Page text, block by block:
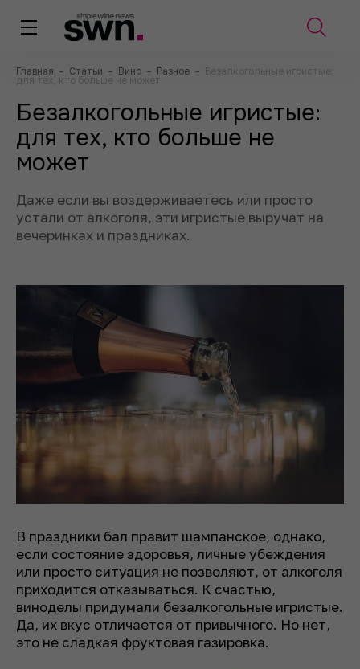
Главная – Статьи – Вино – Разное – Безалкогольные игристые:
для тех, кто больше не может
Безалкогольные игристые:
для тех, кто больше не
может
Даже если вы воздерживаетесь или просто
устали от алкоголя, эти игристые выручат на
вечеринках и праздниках.
В праздники бал правит шампанское, однако,
если состояние здоровья, личные убеждения
или просто ситуация не позволяют, от алкоголя
приходится отказываться. К счастью,
виноделы придумали безалкогольные игристые.
Да, их вкус отличается от привычного. Но нет,
это не сладкая фруктовая газировка.